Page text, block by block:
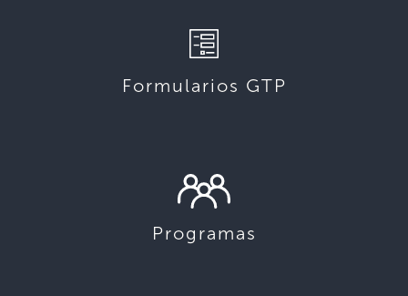
Formularios GTP
Programas